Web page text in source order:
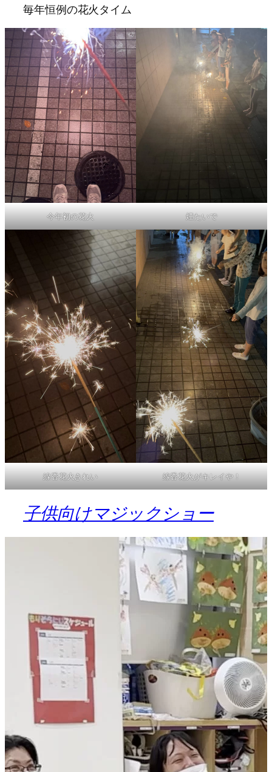
毎年恒例の花火タイム
今年初の花火 煙たいで
線香花火きれい 線香花火がキレイや！
子供向けマジックショー